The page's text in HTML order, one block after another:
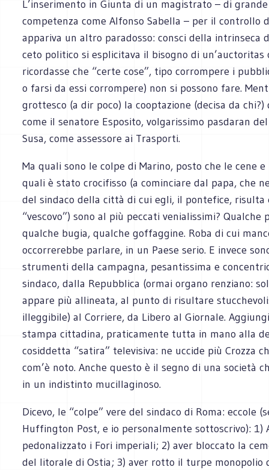
L’inserimento in Giunta di un magistrato – di
competenza come Alfonso Sabella – per il controllo
appariva un altro paradosso: consci della intrinseca
ceto politico si esplicitava il bisogno di un’auctoritas
ricordasse che “certe cose”, tipo corrompere i
o farsi da essi corrompere) non si possono fare.
grottesco (a dir poco) la cooptazione (decisa da
come il senatore Esposito, volgarissimo pasdaran
Susa, come assessore ai Trasporti.
Ma quali sono le colpe di Marino, posto che le cene
quali è stato crocifisso (a cominciare dal papa, che
del sindaco della città di cui egli, il pontefice, risulta
“vescovo”) sono al più peccati venialissimi? Qualche
qualche bugia, qualche goffaggine. Roba di cui
occorrerebbe parlare, in un Paese serio. E invece
strumenti della campagna, pesantissima e
sindaco, dalla Repubblica (ormai organo renziano:
appare più allineata, al punto di risultare
illeggibile) al Corriere, da Libero al Giornale.
stampa cittadina, praticamente tutta in mano alla
cosiddetta “satira” televisiva: ne uccide più Crozza
com’è noto. Anche questo è il segno di una società
in un indistinto mucillaginoso.
Dicevo, le “colpe” vere del sindaco di Roma: eccole
Huffington Post, e io personalmente sottoscrivo): 1)
pedonalizzato i Fori imperiali; 2) aver bloccato la
del litorale di Ostia; 3) aver rotto il turpe monopolio